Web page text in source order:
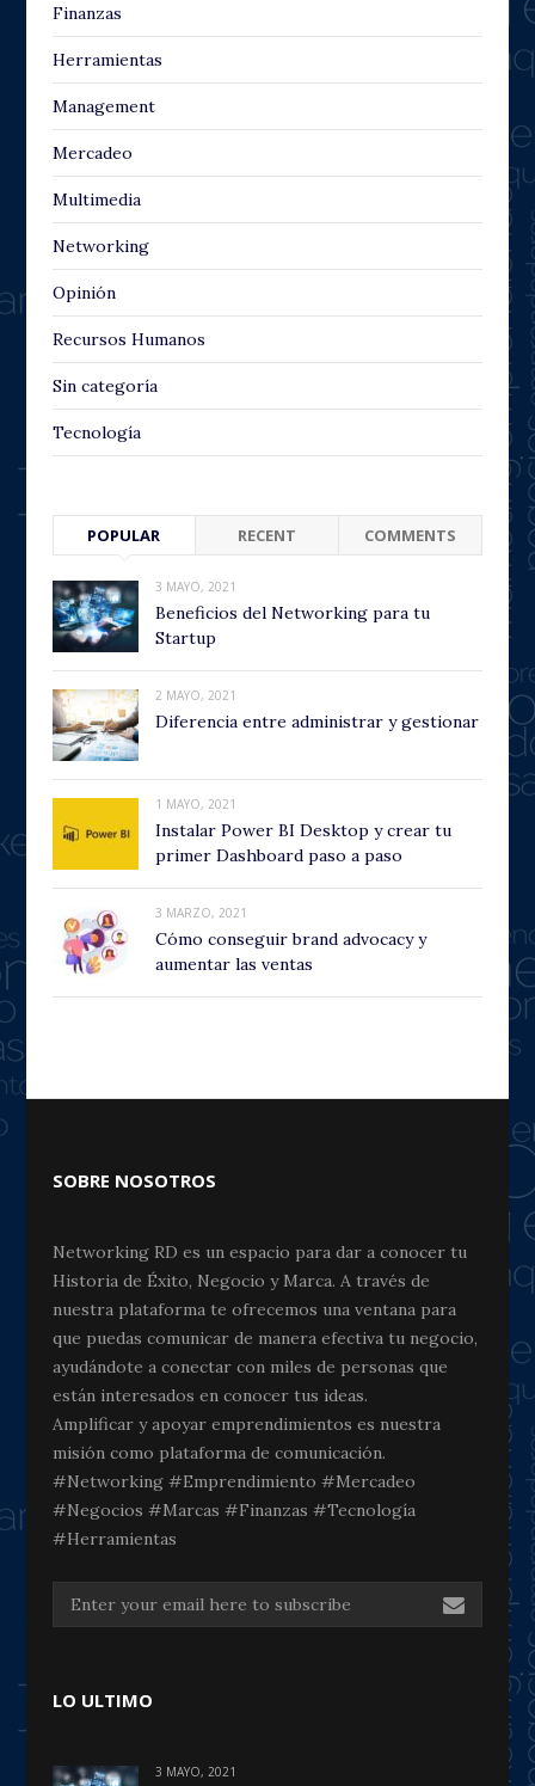
Finanzas
Herramientas
Management
Mercadeo
Multimedia
Networking
Opinión
Recursos Humanos
Sin categoría
Tecnología
POPULAR RECENT COMMENTS
3 MAYO, 2021
Beneficios del Networking para tu
Startup
2 MAYO, 2021
Diferencia entre administrar y gestionar
1 MAYO, 2021
Instalar Power BI Desktop y crear tu
primer Dashboard paso a paso
3 MARZO, 2021
Cómo conseguir brand advocacy y
aumentar las ventas
SOBRE NOSOTROS
Networking RD es un espacio para dar a conocer tu
Historia de Éxito, Negocio y Marca. A través de
nuestra plataforma te ofrecemos una ventana para
que puedas comunicar de manera efectiva tu negocio,
ayudándote a conectar con miles de personas que
están interesados en conocer tus ideas.
Amplificar y apoyar emprendimientos es nuestra
misión como plataforma de comunicación.
#Networking #Emprendimiento #Mercadeo
#Negocios #Marcas #Finanzas #Tecnología
#Herramientas
LO ULTIMO
3 MAYO, 2021